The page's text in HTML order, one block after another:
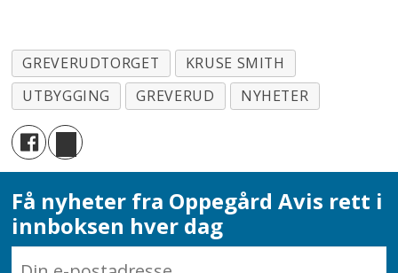
GREVERUDTORGET
KRUSE SMITH
UTBYGGING
GREVERUD NYHETER
Få nyheter fra Oppegård Avis rett i
innboksen hver dag